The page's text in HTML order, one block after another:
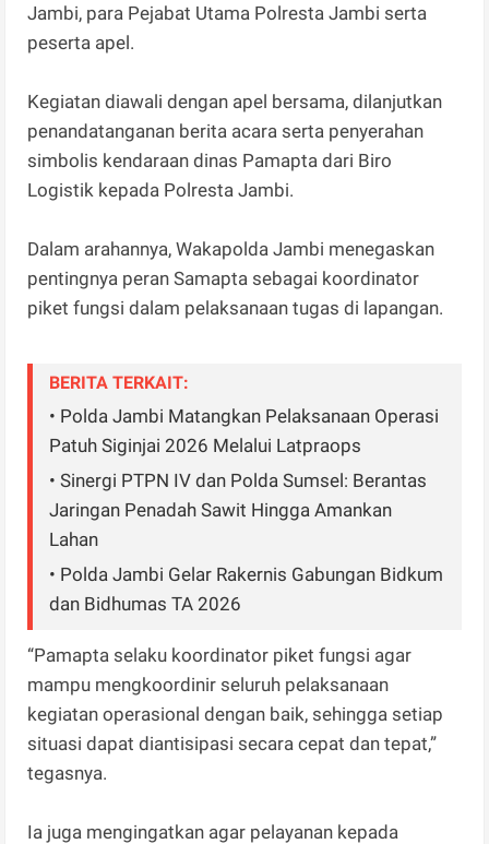
Jambi, para Pejabat Utama Polresta Jambi serta
peserta apel.
Kegiatan diawali dengan apel bersama, dilanjutkan
penandatanganan berita acara serta penyerahan
simbolis kendaraan dinas Pamapta dari Biro
Logistik kepada Polresta Jambi.
Dalam arahannya, Wakapolda Jambi menegaskan
pentingnya peran Samapta sebagai koordinator
piket fungsi dalam pelaksanaan tugas di lapangan.
BERITA TERKAIT:
• Polda Jambi Matangkan Pelaksanaan Operasi
Patuh Siginjai 2026 Melalui Latpraops
• Sinergi PTPN IV dan Polda Sumsel: Berantas
Jaringan Penadah Sawit Hingga Amankan
Lahan
• Polda Jambi Gelar Rakernis Gabungan Bidkum
dan Bidhumas TA 2026
“Pamapta selaku koordinator piket fungsi agar
mampu mengkoordinir seluruh pelaksanaan
kegiatan operasional dengan baik, sehingga setiap
situasi dapat diantisipasi secara cepat dan tepat,”
tegasnya.
Ia juga mengingatkan agar pelayanan kepada